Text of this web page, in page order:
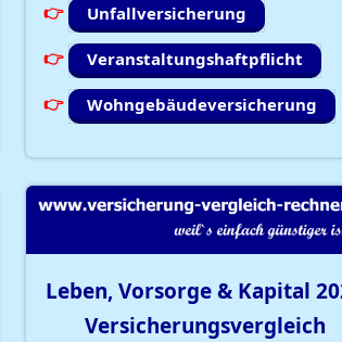
Unfallversicherung
Veranstaltungshaftpflicht
Wohngebäudeversicherung
Leben, Vorsorge & Kapital
Versicherungsvergleich